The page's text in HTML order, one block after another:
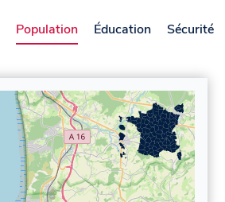
Population Éducation Sécurité